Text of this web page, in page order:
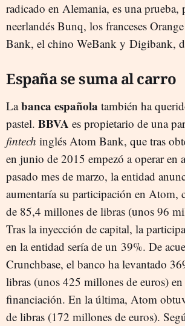
radicado en Alemania, es una prueba,
neerlandés Bunq, los franceses
Bank, el chino WeBank y Digibank,
España se suma al carro
Labanca española también ha
pastel. BBVA es propietario de una
fintech inglés Atom Bank, que tras
en junio de 2015 empezó a operar en
pasado mes de marzo, la entidad
aumentaría su participación en Atom,
de 85,4 millones de libras (unos 96
Tras la inyección de capital, la
en la entidad sería de un 39%. De
Crunchbase, el banco ha levantado
libras (unos 425 millones de euros)
financiación. En la última, Atom
de libras (172 millones de euros).